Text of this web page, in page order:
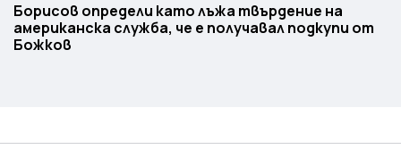
Борисов определи като лъжа твърдение на
американска служба, че е получавал подкупи от
Божков